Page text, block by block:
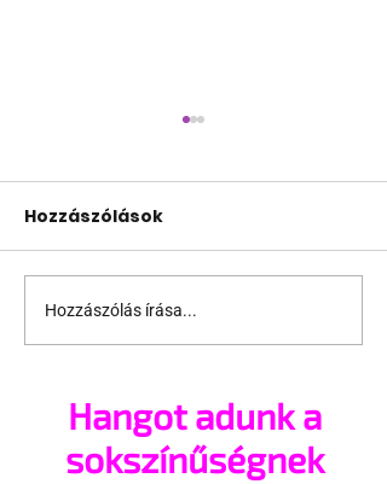
Terrortámadás
árnyékában tartják
Amszterdamban
Hozzászólások
Hozzászólás írása...
Hangot adunk a
sokszínűségnek